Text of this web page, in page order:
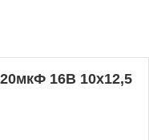
16В 10x12,5